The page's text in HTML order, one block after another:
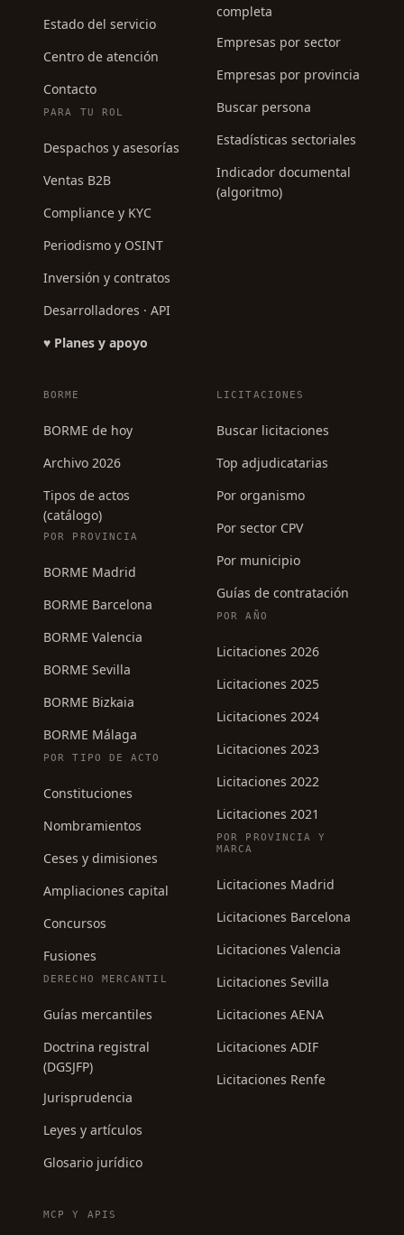
Estado del servicio
Centro de atención
Contacto
PARA TU ROL
Despachos y asesorías
Ventas B2B
Compliance y KYC
Periodismo y OSINT
Inversión y contratos
Desarrolladores · API
♥ Planes y apoyo
completa
Empresas por sector
Empresas por provincia
Buscar persona
Estadísticas sectoriales
Indicador documental
(algoritmo)
BORME
BORME de hoy
Archivo 2026
Tipos de actos
(catálogo)
POR PROVINCIA
BORME Madrid
BORME Barcelona
BORME Valencia
BORME Sevilla
BORME Bizkaia
BORME Málaga
POR TIPO DE ACTO
Constituciones
Nombramientos
Ceses y dimisiones
Ampliaciones capital
Concursos
Fusiones
DERECHO MERCANTIL
Guías mercantiles
Doctrina registral
(DGSJFP)
Jurisprudencia
Leyes y artículos
Glosario jurídico
LICITACIONES
Buscar licitaciones
Top adjudicatarias
Por organismo
Por sector CPV
Por municipio
Guías de contratación
POR AÑO
Licitaciones 2026
Licitaciones 2025
Licitaciones 2024
Licitaciones 2023
Licitaciones 2022
Licitaciones 2021
POR PROVINCIA Y
MARCA
Licitaciones Madrid
Licitaciones Barcelona
Licitaciones Valencia
Licitaciones Sevilla
Licitaciones AENA
Licitaciones ADIF
Licitaciones Renfe
MCP Y APIS